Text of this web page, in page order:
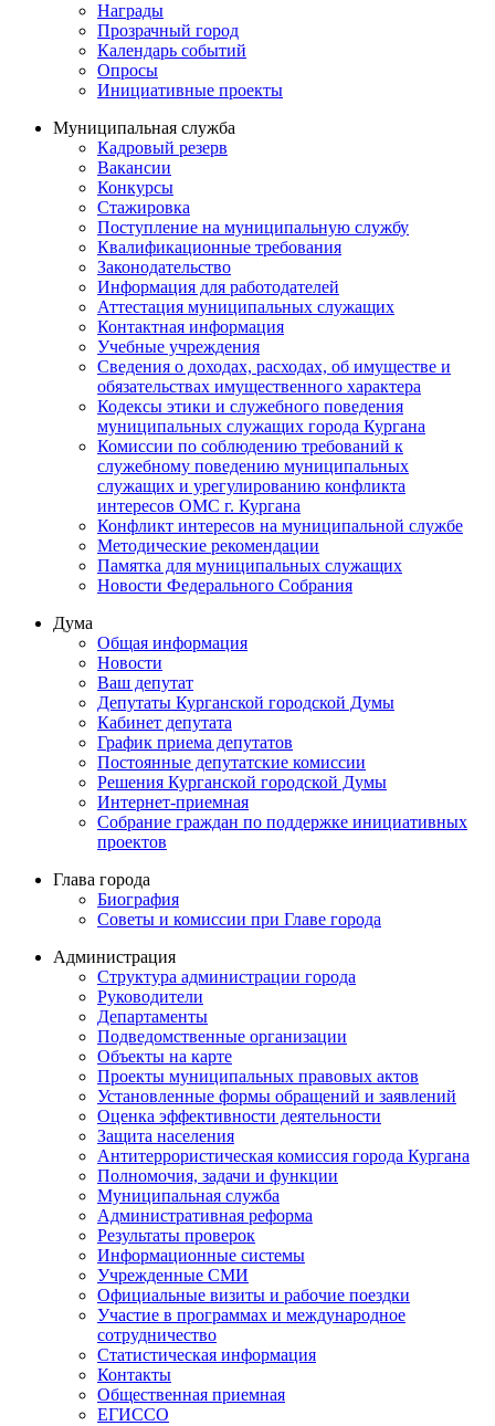
Награды
Прозрачный город
Календарь событий
Опросы
Инициативные проекты
Муниципальная служба
Кадровый резерв
Вакансии
Конкурсы
Стажировка
Поступление на муниципальную службу
Квалификационные требования
Законодательство
Информация для работодателей
Аттестация муниципальных служащих
Контактная информация
Учебные учреждения
Сведения о доходах, расходах, об имуществе и
обязательствах имущественного характера
Кодексы этики и служебного поведения
муниципальных служащих города Кургана
Комиссии по соблюдению требований к
служебному поведению муниципальных
служащих и урегулированию конфликта
интересов ОМС г. Кургана
Конфликт интересов на муниципальной службе
Методические рекомендации
Памятка для муниципальных служащих
Новости Федерального Cобрания
Дума
Общая информация
Новости
Ваш депутат
Депутаты Курганской городской Думы
Кабинет депутата
График приема депутатов
Постоянные депутатские комиссии
Решения Курганской городской Думы
Интернет-приемная
Собрание граждан по поддержке инициативных
проектов
Глава города
Биография
Советы и комиссии при Главе города
Администрация
Структура администрации города
Руководители
Департаменты
Подведомственные организации
Объекты на карте
Проекты муниципальных правовых актов
Установленные формы обращений и заявлений
Оценка эффективности деятельности
Защита населения
Антитеррористическая комиссия города Кургана
Полномочия, задачи и функции
Муниципальная служба
Административная реформа
Результаты проверок
Информационные системы
Учрежденные СМИ
Официальные визиты и рабочие поездки
Участие в программах и международное
сотрудничество
Статистическая информация
Контакты
Общественная приемная
ЕГИССО